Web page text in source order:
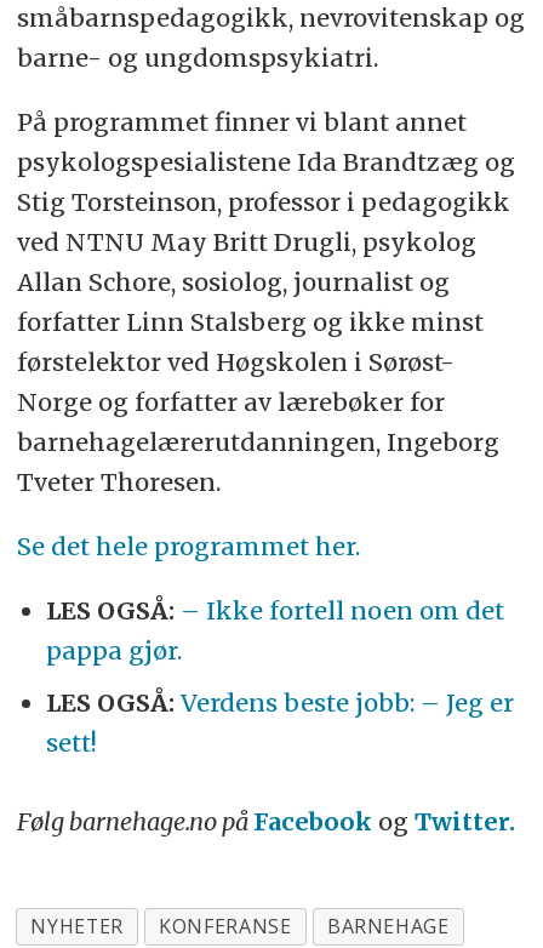
småbarnspedagogikk, nevrovitenskap og
barne- og ungdomspsykiatri.
På programmet finner vi blant annet
psykologspesialistene Ida Brandtzæg og
Stig Torsteinson, professor i pedagogikk
ved NTNU May Britt Drugli, psykolog
Allan Schore, sosiolog, journalist og
forfatter Linn Stalsberg og ikke minst
førstelektor ved Høgskolen i Sørøst-
Norge og forfatter av lærebøker for
barnehagelærerutdanningen, Ingeborg
Tveter Thoresen.
Se det hele programmet her.
LES OGSÅ: – Ikke fortell noen om det
pappa gjør.
LES OGSÅ: Verdens beste jobb: – Jeg er
sett!
Følg barnehage.no påFacebook og Twitter.
NYHETER KONFERANSE
BARNEHAGE